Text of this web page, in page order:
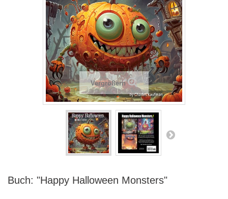
Vergrößern
Buch: "Happy Halloween Monsters"